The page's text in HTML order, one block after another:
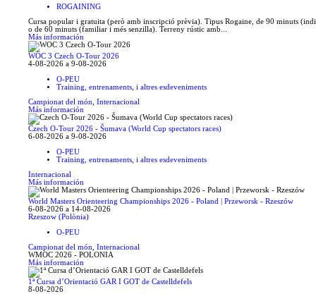
ROGAINING
Cursa popular i gratuita (però amb inscripció prèvia). Tipus Rogaine, de 90 minuts
o de 60 minuts (familiar i més senzilla). Terreny rústic amb...
Más información
WOC 3 Czech O-Tour 2026
4-08-2026 a 9-08-2026
O-PEU
Training, entrenaments, i altres esdeveniments
Campionat del món, Internacional
Más información
Czech O-Tour 2026 - Šumava (World Cup spectators races)
6-08-2026 a 9-08-2026
O-PEU
Training, entrenaments, i altres esdeveniments
Internacional
Más información
World Masters Orienteering Championships 2026 - Poland | Przeworsk - Rzeszów
6-08-2026 a 14-08-2026
Rzeszow (Polònia)
O-PEU
Campionat del món, Internacional
WMOC 2026 - POLONIA
Más información
1ª Cursa d’Orientació GAR I GOT de Castelldefels
8-08-2026